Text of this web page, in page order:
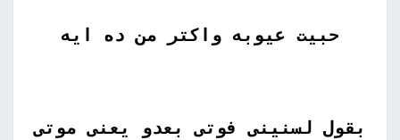
حبيت عيوبه واكتر من ده ايه
بقول لسنينى فوتى بعدو يعنى موتى